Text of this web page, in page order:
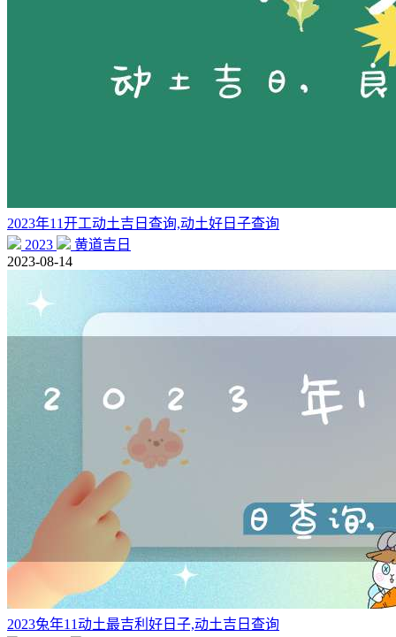
2023年11开工动土吉日查询,动土好日子查询
2023
黄道吉日
2023-08-14
2023兔年11动土最吉利好日子,动土吉日查询